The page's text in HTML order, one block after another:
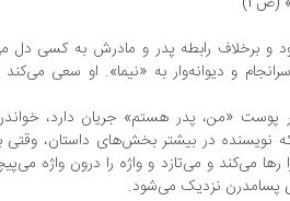
و برخلاف رابطه پدر و مادرش به کسی دل
و دیوانه‌وار به «نیما». او سعی می‌کند
پوست «من، پدر هستم» جریان دارد،
نویسنده در بیشتر بخش‌های داستان،
می‌کند و می‌تازد و واژه را درون واژه
پسامدرن نزدیک می‌شود.